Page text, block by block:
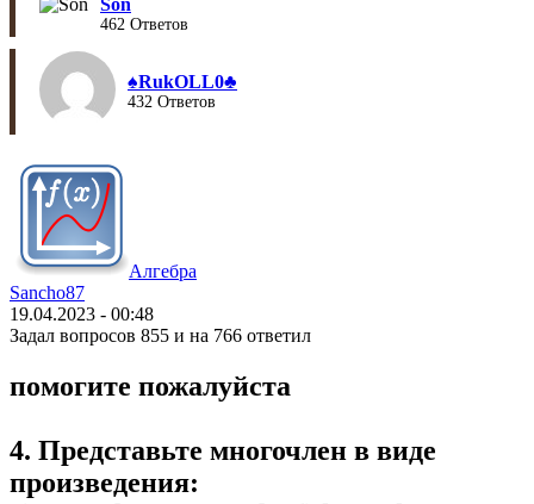
Son
462 Ответов
♠︎RukOLL0♣︎
432 Ответов
Алгебра
Sancho87
19.04.2023 - 00:48
Задал вопросов 855 и на 766 ответил
помогите пожалуйста
4. Представьте многочлен в виде
произведения: